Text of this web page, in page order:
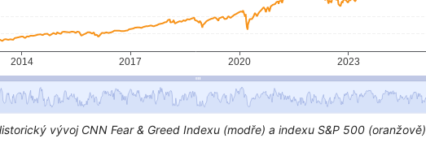
vývoj CNN Fear & Greed Indexu (modře) a indexu S&P 500 (oranžově)